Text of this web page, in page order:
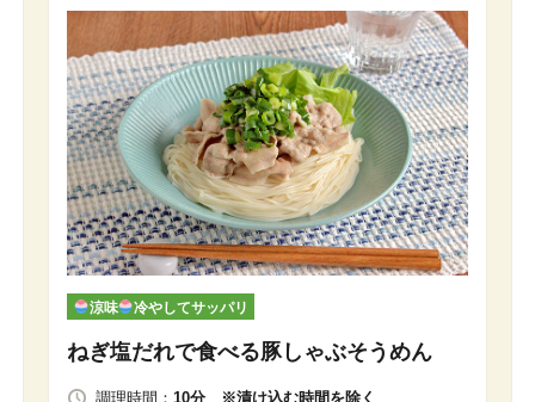
涼味 冷やしてサッパリ
ねぎ塩だれで食べる豚しゃぶそうめん
調理時間： 10分 ※漬け込む時間を除く